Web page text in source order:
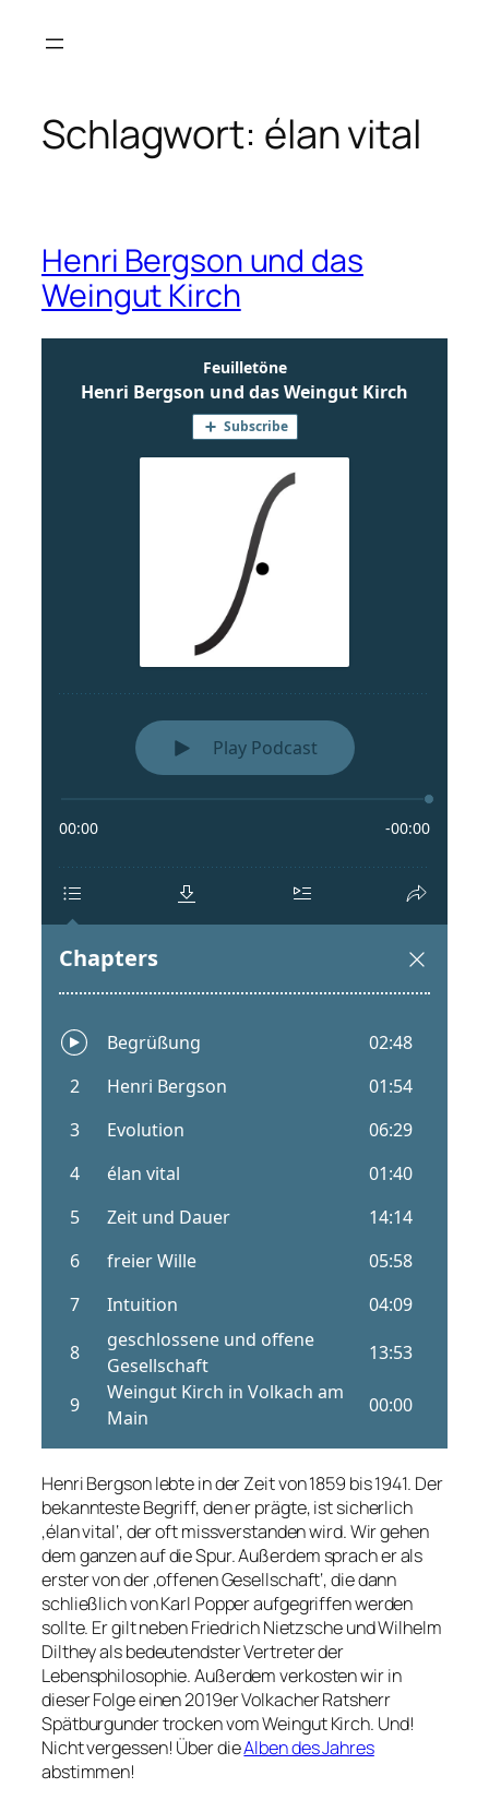
Inhalt
Schlagwort: élan vital
Henri Bergson und das
Weingut Kirch
Henri Bergson lebte in der Zeit von 1859 bis 1941. Der
bekannteste Begriff, den er prägte, ist sicherlich
‚élan vital‘, der oft missverstanden wird. Wir gehen
dem ganzen auf die Spur. Außerdem sprach er als
erster von der ‚offenen Gesellschaft‘, die dann
schließlich von Karl Popper aufgegriffen werden
sollte. Er gilt neben Friedrich Nietzsche und Wilhelm
Dilthey als bedeutendster Vertreter der
Lebensphilosophie. Außerdem verkosten wir in
dieser Folge einen 2019er Volkacher Ratsherr
Spätburgunder trocken vom Weingut Kirch. Und!
Nicht vergessen! Über dieAlben des Jahres
abstimmen!